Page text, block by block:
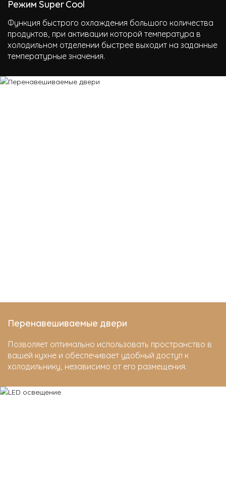
Режим Super Cool
Функция быстрого охлаждения большого количества
продуктов, при активации которой температура в
холодильном отделении быстрее выходит на заданные
температурные значения.
Перенавешиваемые двери
Позволяет оптимально использовать пространство в
вашей кухне и обеспечивает удобный доступ к
холодильнику, независимо от его размещения.